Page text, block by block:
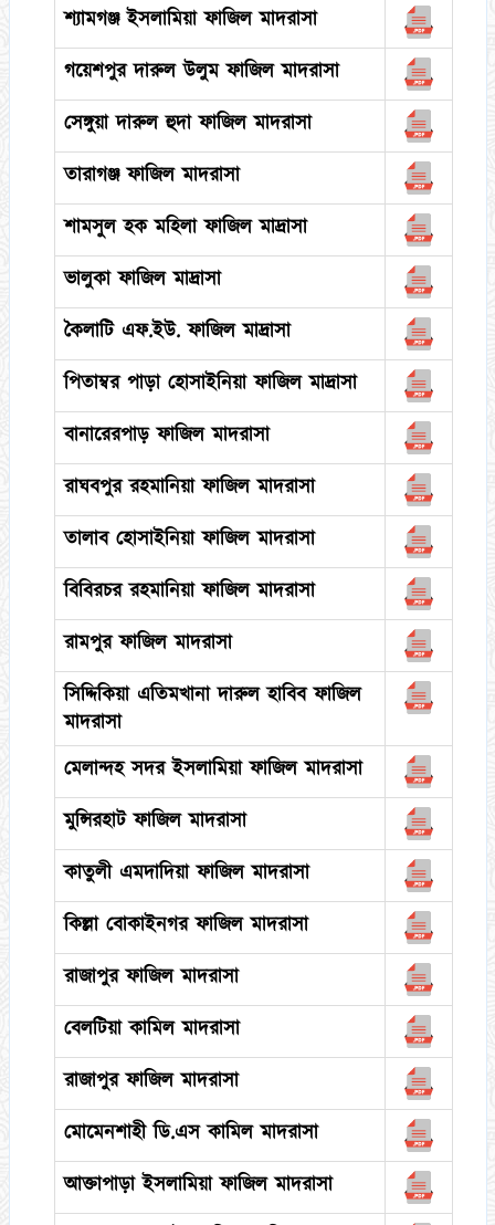
শ্যামগঞ্জ ইসলামিয়া ফাজিল মাদরাসা
গয়েশপুর দারুল উলুম ফাজিল মাদরাসা
সেঙ্গুয়া দারুল হুদা ফাজিল মাদরাসা
তারাগঞ্জ ফাজিল মাদরাসা
শামসুল হক মহিলা ফাজিল মাদ্রাসা
ভালুকা ফাজিল মাদ্রাসা
কৈলাটি এফ.ইউ. ফাজিল মাদ্রাসা
পিতাম্বর পাড়া হোসাইনিয়া ফাজিল মাদ্রাসা
বানারেরপাড় ফাজিল মাদরাসা
রাঘবপুর রহমানিয়া ফাজিল মাদরাসা
তালাব হোসাইনিয়া ফাজিল মাদরাসা
বিবিরচর রহমানিয়া ফাজিল মাদরাসা
রামপুর ফাজিল মাদরাসা
সিদ্দিকিয়া এতিমখানা দারুল হাবিব ফাজিল
মাদরাসা
মেলান্দহ সদর ইসলামিয়া ফাজিল মাদরাসা
মুন্সিরহাট ফাজিল মাদরাসা
কাতুলী এমদাদিয়া ফাজিল মাদরাসা
কিল্লা বোকাইনগর ফাজিল মাদরাসা
রাজাপুর ফাজিল মাদরাসা
বেলটিয়া কামিল মাদরাসা
রাজাপুর ফাজিল মাদরাসা
মোমেনশাহী ডি.এস কামিল মাদরাসা
আক্তাপাড়া ইসলামিয়া ফাজিল মাদরাসা